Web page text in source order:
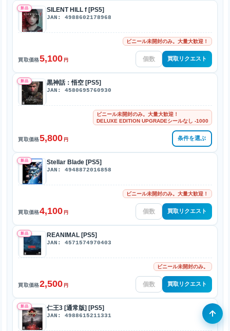
新品 SILENT HILL f [PS5]
JAN: 4988602178968
ビニール未開封のみ。大量大歓迎！
買取価格5,100 円 買取リクエスト
新品 黒神話：悟空 [PS5]
JAN: 4580695760930
ビニール未開封のみ。大量大歓迎！
DELUXE EDITION UPGRADEシールなし -1000
買取価格5,800 円 条件を選ぶ
新品 Stellar Blade [PS5]
JAN: 4948872016858
ビニール未開封のみ。大量大歓迎！
買取価格4,100 円 買取リクエスト
新品 REANIMAL [PS5]
JAN: 4571574970403
ビニール未開封のみ。
買取価格2,500 円 買取リクエスト
新品 仁王3 [通常版] [PS5]
JAN: 4988615211331